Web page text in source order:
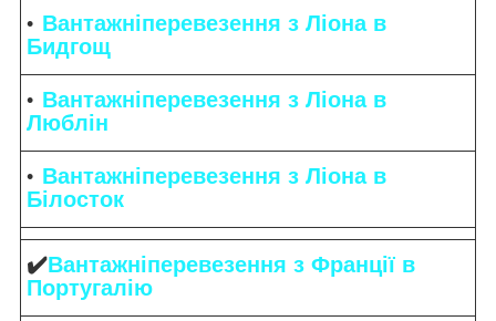
Вантажніперевезення з Ліона в
Бидгощ
Вантажніперевезення з Ліона в
Люблін
Вантажніперевезення з Ліона в
Білосток
✔️Вантажніперевезення з Франції в
Португалію